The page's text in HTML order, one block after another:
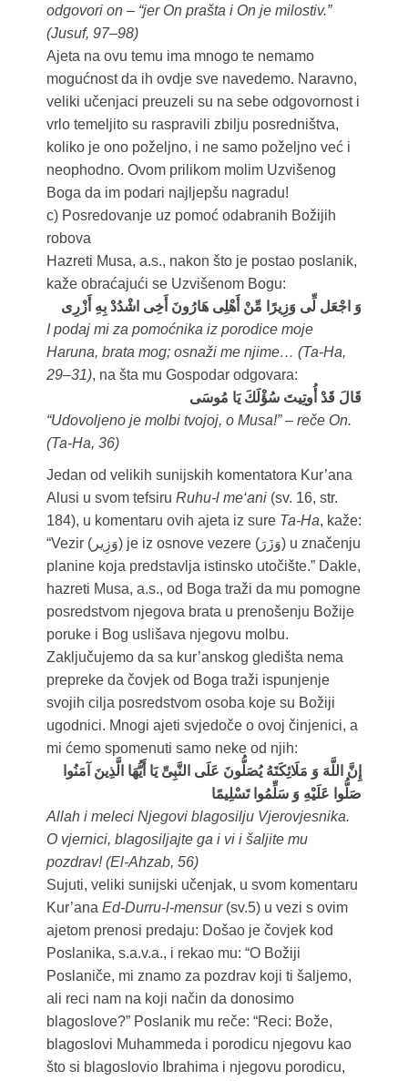
odgovori on – “jer On prašta i On je milostiv.”
(Jusuf, 97–98)
Ajeta na ovu temu ima mnogo te nemamo
mogućnost da ih ovdje sve navedemo. Naravno,
veliki učenjaci preuzeli su na sebe odgovornost i
vrlo temeljito su raspravili zbilju posredništva,
koliko je ono poželjno, i ne samo poželjno već i
neophodno. Ovom prilikom molim Uzvišenog
Boga da im podari najljepšu nagradu!
c) Posredovanje uz pomoć odabranih Božijih
robova
Hazreti Musa, a.s., nakon što je postao poslanik,
kaže obraćajući se Uzvišenom Bogu:
وَ اجْعَل لِّى وَزِيرًا مِّنْ أَهْلِى هَارُونَ أَخِى اشْدُدْ بِهِ أَزْرِى
I podaj mi za pomoćnika iz porodice moje
Haruna, brata mog; osnaži me njime… (Ta-Ha,
29–31), na šta mu Gospodar odgovara:
قَالَ قَدْ أُوتِيتَ سُؤْلَكَ يَا مُوسَى
“Udovoljeno je molbi tvojoj, o Musa!” – reče On.
(Ta-Ha, 36)
Jedan od velikih sunijskih komentatora Kur’ana
Alusi u svom tefsiru Ruhu-l me‘ani(sv. 16, str.
184), u komentaru ovih ajeta iz sure Ta-Ha, kaže:
“Vezir (وَزِير) je iz osnove vezere (وَزَرَ) u značenju
planine koja predstavlja istinsko utočište.” Dakle,
hazreti Musa, a.s., od Boga traži da mu pomogne
posredstvom njegova brata u prenošenju Božije
poruke i Bog uslišava njegovu molbu.
Zaključujemo da sa kur’anskog gledišta nema
prepreke da čovjek od Boga traži ispunjenje
svojih cilja posredstvom osoba koje su Božiji
ugodnici. Mnogi ajeti svjedoče o ovoj činjenici, a
mi ćemo spomenuti samo neke od njih:
إِنَّ اللَّهَ وَ مَلَائِكَتَهُ يُصَلُّونَ عَلَى النَّبِىِّ يَا أَيُّهَا الَّذِينَ آمَنُوا
صَلُّوا عَلَيْهِ وَ سَلِّمُوا تَسْلِيمًا
Allah i meleci Njegovi blagosilju Vjerovjesnika.
O vjernici, blagosiljajte ga i vi i šaljite mu
pozdrav! (El-Ahzab, 56)
Sujuti, veliki sunijski učenjak, u svom komentaru
Kur’ana Ed-Durru-l-mensur(sv.5) u vezi s ovim
ajetom prenosi predaju: Došao je čovjek kod
Poslanika, s.a.v.a., i rekao mu: “O Božiji
Poslaniče, mi znamo za pozdrav koji ti šaljemo,
ali reci nam na koji način da donosimo
blagoslove?” Poslanik mu reče: “Reci: Bože,
blagoslovi Muhammeda i porodicu njegovu kao
što si blagoslovio Ibrahima i njegovu porodicu,